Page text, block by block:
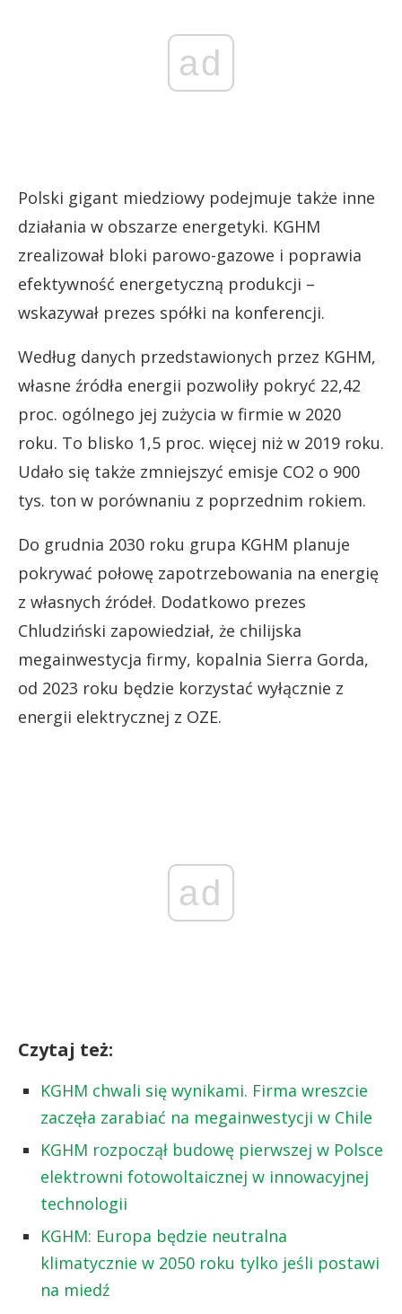
ad
Polski gigant miedziowy podejmuje także inne
działania w obszarze energetyki. KGHM
zrealizował bloki parowo-gazowe i poprawia
efektywność energetyczną produkcji –
wskazywał prezes spółki na konferencji.
Według danych przedstawionych przez KGHM,
własne źródła energii pozwoliły pokryć 22,42
proc. ogólnego jej zużycia w firmie w 2020
roku. To blisko 1,5 proc. więcej niż w 2019 roku.
Udało się także zmniejszyć emisje CO2 o 900
tys. ton w porównaniu z poprzednim rokiem.
Do grudnia 2030 roku grupa KGHM planuje
pokrywać połowę zapotrzebowania na energię
z własnych źródeł. Dodatkowo prezes
Chludziński zapowiedział, że chilijska
megainwestycja firmy, kopalnia Sierra Gorda,
od 2023 roku będzie korzystać wyłącznie z
energii elektrycznej z OZE.
ad
Czytaj też:
KGHM chwali się wynikami. Firma wreszcie
zaczęła zarabiać na megainwestycji w Chile
KGHM rozpoczął budowę pierwszej w Polsce
elektrowni fotowoltaicznej w innowacyjnej
technologii
KGHM: Europa będzie neutralna
klimatycznie w 2050 roku tylko jeśli postawi
na miedź